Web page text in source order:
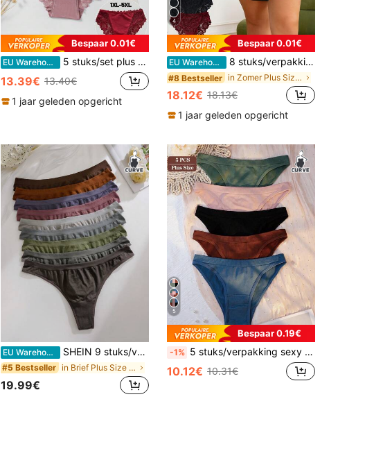
Bespaar 0.01€
EU Warehouse 5 stuks/set plus size dames romantische contrasterende kanten katoenen slips
13.39€ 13.40€
1 jaar geleden opgericht
4
Bespaar 0.01€
EU Warehouse 8 stuks/verpakking damesondergoed in grote maten - Hoogwaardig bloemenkantdesign, elastisch, ademend ondergoed met middelhoge taille, superzacht en delicaat kant, comfortabel voor dagelijks gebruik (essentiële set)
#8 Bestseller in Zomer Plus Size Slipjes
18.12€ 18.13€
1 jaar geleden opgericht
EU Warehouse SHEIN 9 stuks/verpakking dames plus size minimalistische comfortabele naadloze bikinibroekjes
#5 Bestseller in Brief Plus Size Slipjes
19.99€
5
Bespaar 0.19€
-1% 5 stuks/verpakking sexy slipjes voor dames in grote maten, basic effen kleur, comfortabel gebreid, lage taille, zachte string, geschikt voor alle seizoenen en dagelijks gebruik.
10.12€ 10.31€